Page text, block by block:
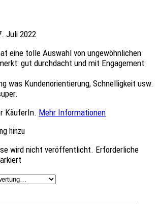
Juli 2022
eine tolle Auswahl von ungewöhnlichen
gut durchdacht und mit Engagement
was Kundenorientierung, Schnelligkeit usw.
KäuferIn. Mehr Informationen
hinzu
wird nicht veröffentlicht. Erforderliche